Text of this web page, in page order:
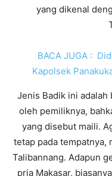
yang dikenal
BACA JUGA :
Kapolsek
Jenis Badik ini adalah
oleh pemiliknya,
yang disebut maili.
tetap pada tempatnya,
Talibannang. Adapun
pria Makasar,